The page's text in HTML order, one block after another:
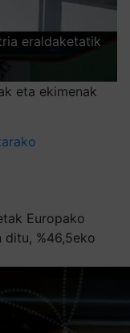
eraldaketatik
eta ekimenak
Europako
ditu, %46,5eko